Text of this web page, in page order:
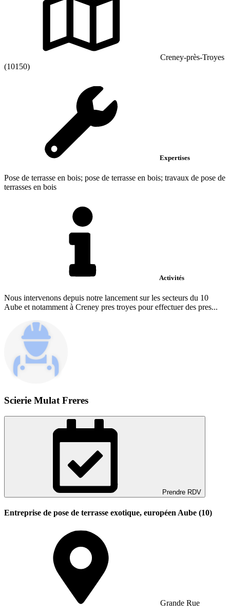
Creney-près-Troyes
(10150)
Expertises
Pose de terrasse en bois; pose de terrasse en bois; travaux de pose de
terrasses en bois
Activités
Nous intervenons depuis notre lancement sur les secteurs du 10
Aube et notamment à Creney pres troyes pour effectuer des pres...
Scierie Mulat Freres
Prendre RDV
Entreprise de pose de terrasse exotique, européen Aube (10)
Grande Rue